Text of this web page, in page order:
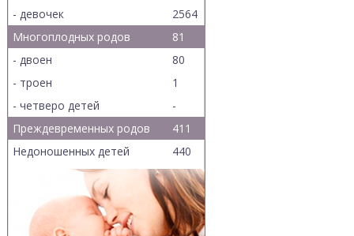
- девочек
2564
Многоплодных родов
81
- двоен
80
- троен
1
- четверо детей
-
Преждевременных родов
411
Недоношенных детей
440